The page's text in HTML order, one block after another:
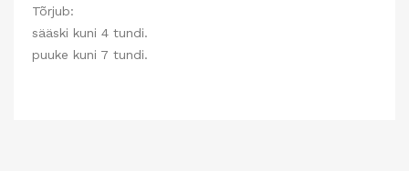
Tõrjub:
sääski kuni 4 tundi.
puuke kuni 7 tundi.